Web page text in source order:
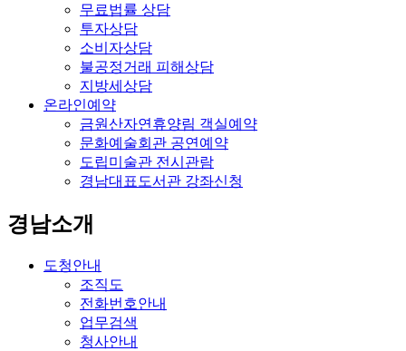
무료법률 상담
투자상담
소비자상담
불공정거래 피해상담
지방세상담
온라인예약
금원산자연휴양림 객실예약
문화예술회관 공연예약
도립미술관 전시관람
경남대표도서관 강좌신청
경남소개
도청안내
조직도
전화번호안내
업무검색
청사안내